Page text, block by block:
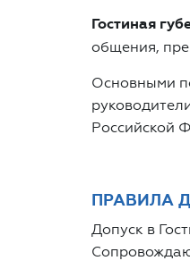
Гостиная
общения,
Основными
Российской
ПРАВИЛА
Допуск в